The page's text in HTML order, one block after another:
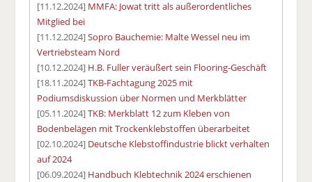
[11.12.2024] MMFA: Jowat tritt als außerordentliches
Mitglied bei
[11.12.2024]Sopro Bauchemie: Malte Wessel neu im
Vertriebsteam Nord
[10.12.2024] H.B. Fuller veräußert sein Flooring-Geschäft
[18.11.2024]TKB-Fachtagung 2025 mit
Podiumsdiskussion über Normen und Merkblätter
[05.11.2024]TKB: Merkblatt 12 zum Kleben von
Bodenbelägen mit Trockenklebstoffen überarbeitet
[02.10.2024] Deutsche Klebstoffindustrie blickt verhalten
auf 2024
[06.09.2024] Handbuch Klebtechnik 2024 erschienen